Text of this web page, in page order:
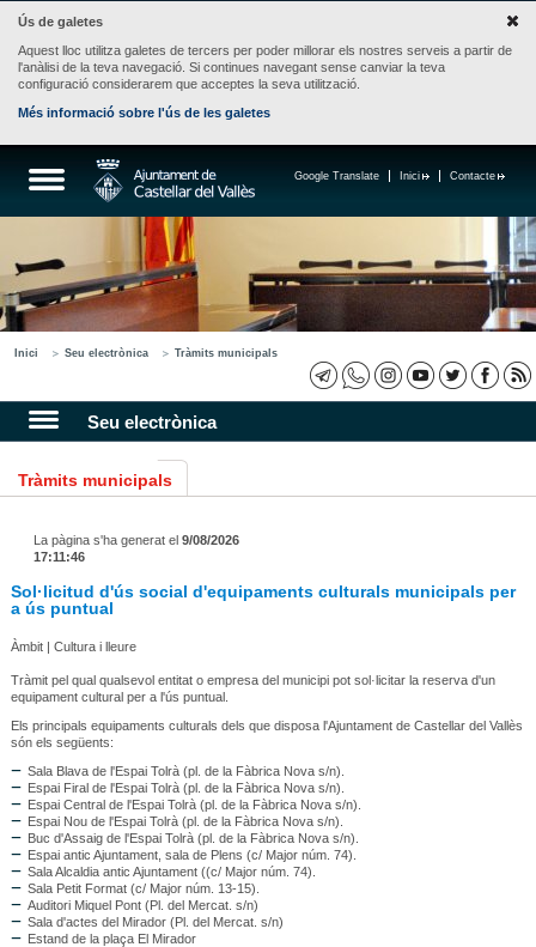
Ús de galetes
Aquest lloc utilitza galetes de tercers per poder millorar els nostres serveis a partir de
l'anàlisi de la teva navegació. Si continues navegant sense canviar la teva
configuració considerarem que acceptes la seva utilització.
Més informació sobre l'ús de les galetes
Contacte
Inici
Google Translate
Inici Seu electrònica Tràmits municipals
Seu electrònica
Tràmits municipals
La pàgina s'ha generat el 9/08/2026
17:11:46
Sol·licitud d'ús social d'equipaments culturals municipals per
a ús puntual
Àmbit | Cultura i lleure
Tràmit pel qual qualsevol entitat o empresa del municipi pot sol·licitar la reserva d'un
equipament cultural per a l'ús puntual.
Els principals equipaments culturals dels que disposa l'Ajuntament de Castellar del Vallès
són els següents:
Sala Blava de l'Espai Tolrà (pl. de la Fàbrica Nova s/n).
Espai Firal de l'Espai Tolrà (pl. de la Fàbrica Nova s/n).
Espai Central de l'Espai Tolrà (pl. de la Fàbrica Nova s/n).
Espai Nou de l'Espai Tolrà (pl. de la Fàbrica Nova s/n).
Buc d'Assaig de l'Espai Tolrà (pl. de la Fàbrica Nova s/n).
Espai antic Ajuntament, sala de Plens (c/ Major núm. 74).
Sala Alcaldia antic Ajuntament ((c/ Major núm. 74).
Sala Petit Format (c/ Major núm. 13-15).
Auditori Miquel Pont (Pl. del Mercat. s/n)
Sala d'actes del Mirador (Pl. del Mercat. s/n)
Estand de la plaça El Mirador